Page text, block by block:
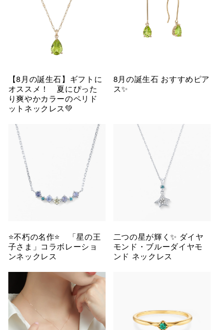
【8月の誕生石】ギフトに
オススメ！ 夏にぴった
り爽やかカラーのペリド
ットネックレス💚
8月の誕生石 おすすめピア
ス✨
⭐️不朽の名作⭐️ 「星の王
子さま」コラボレーショ
ンネックレス
二つの星が輝く✨ ダイヤ
モンド・ブルーダイヤモ
ンド ネックレス